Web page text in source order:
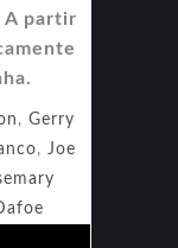
A partir
, Gerry
, Joe